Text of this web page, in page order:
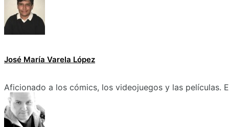
José María Varela López
Aficionado a los cómics, los videojuegos y las películas.